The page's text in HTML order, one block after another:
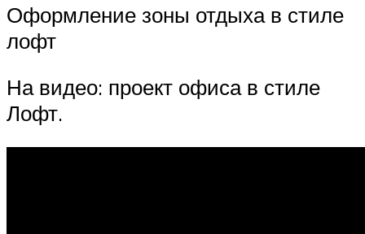
Оформление зоны отдыха в стиле
лофт
На видео: проект офиса в стиле
Лофт.